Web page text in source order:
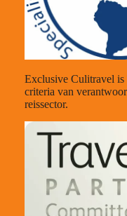
Exclusive Culitravel is
criteria van
reissector.